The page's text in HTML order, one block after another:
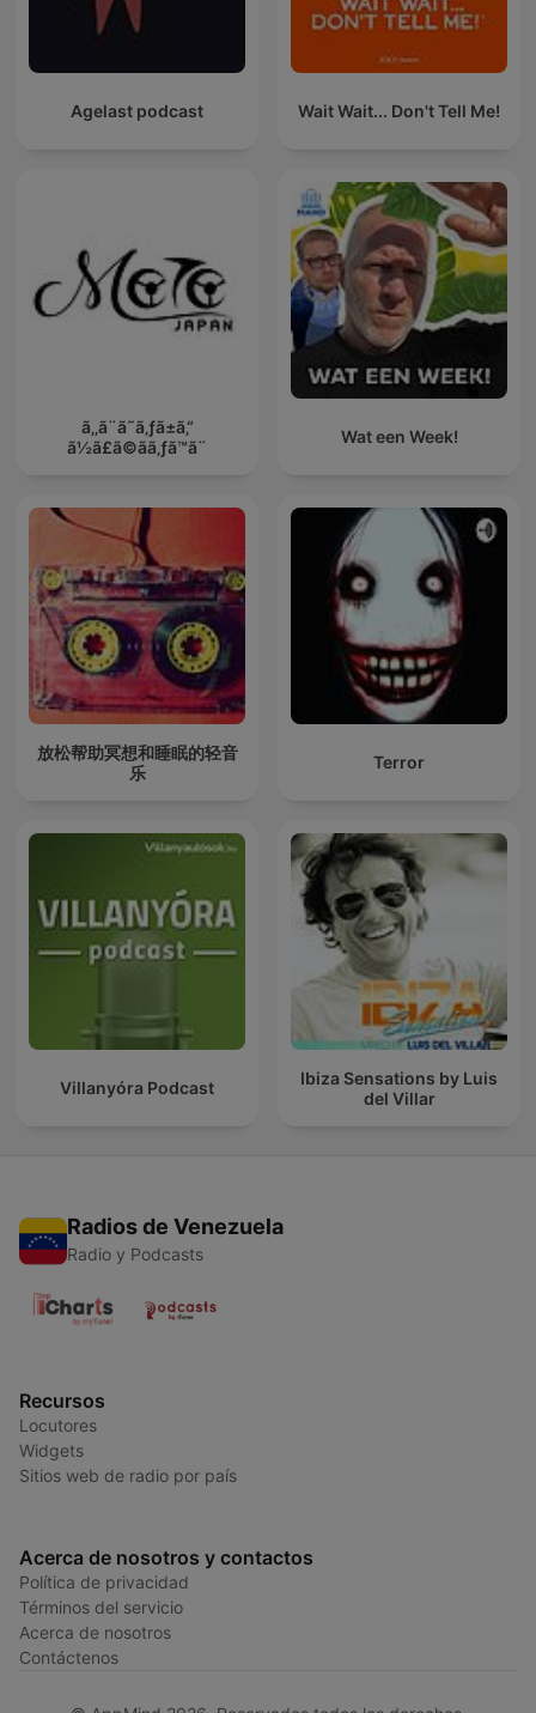
Agelast podcast Wait Wait... Don't Tell Me!
ã‚‚ã¨ã˜ã‚ƒã±ã‚“
ã½ã£ã©ãã‚ƒã™ã¨
Wat een Week!
放松帮助冥想和睡眠的轻音
乐
Terror
Villanyóra Podcast
Ibiza Sensations by Luis
del Villar
Radios de Venezuela
Radio y Podcasts
Recursos
Locutores
Widgets
Sitios web de radio por país
Acerca de nosotros y contactos
Política de privacidad
Términos del servicio
Acerca de nosotros
Contáctenos